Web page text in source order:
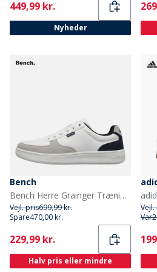
Current
449,99 kr.
Nyheder
Bench
Bench Herre Grainger Træningssko Lysegrå/Mørkeblå Light Grey / Navy
Vejl. pris699,99 kr.
Spare470,00 kr.
Current
229,99 kr.
Halv pris eller mindre
Var